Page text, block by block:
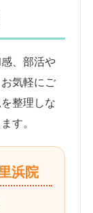
、部活や
気軽にご
整理しな
す。
浜院